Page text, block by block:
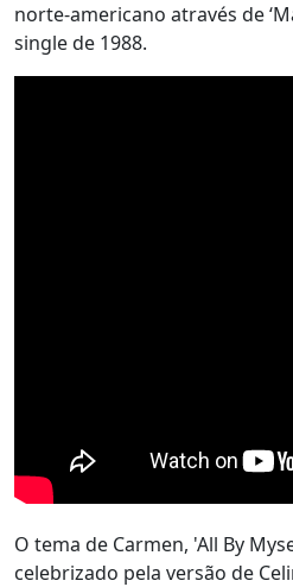
norte-americano através de
single de 1988.
O tema de Carmen, 'All By
celebrizado pela versão de